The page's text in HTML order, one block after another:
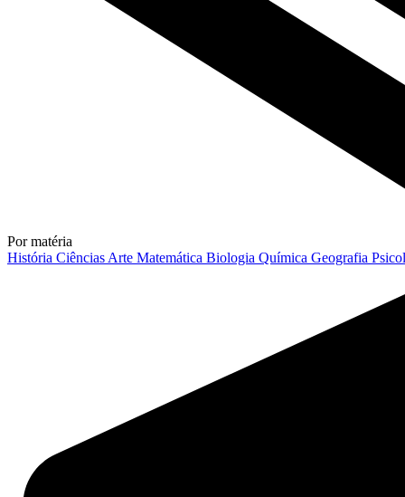
Por matéria
História Ciências Arte Matemática Biologia Química Geografia